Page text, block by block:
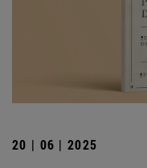
20 | 06 | 2025